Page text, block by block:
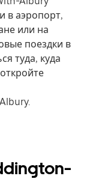
в аэропорт,
или на
поездки в
туда, куда